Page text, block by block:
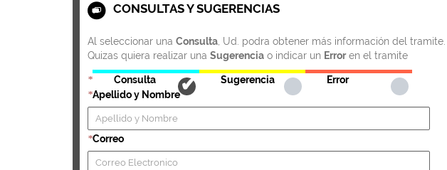
CONSULTAS Y SUGERENCIAS
Al seleccionar una Consulta , Ud. podra obtener más información del tramite.
Quizas quiera realizar una Sugerencia o indicar un Erroren el tramite
* Consulta Sugerencia Error
*Apellido y Nombre
*Correo